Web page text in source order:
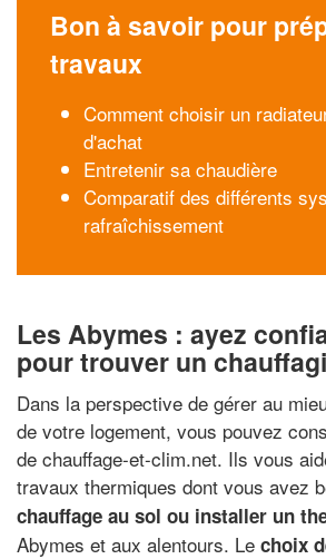
Bon à savoir pour
travaux
Comment choisir un
d'achat
Entretenir sa chaudière
Comparatif des différents
rafraîchissement
Les Abymes : ayez
pour trouver un
Dans la perspective de gérer au
de votre logement, vous pouvez
de chauffage-et-clim.net. Ils vous
travaux thermiques dont vous avez
chauffage au sol ou installer un
Abymes et aux alentours. Le choix